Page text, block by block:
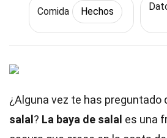
Comida Hechos
¿Alguna vez te has preguntado
salal ? La baya de salal es una